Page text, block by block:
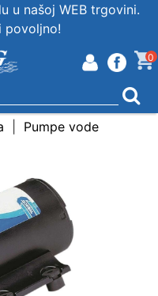
u našoj WEB trgovini.
povoljno!
0
Pumpe vode